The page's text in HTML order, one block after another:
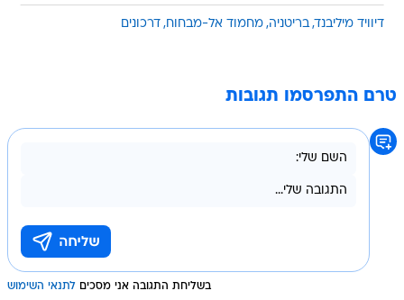
דיוויד מיליבנד בריטניה מחמוד אל-מבחוח דרכונים
טרם התפרסמו תגובות
בשליחת התגובה אני מסכים לתנאי השימוש